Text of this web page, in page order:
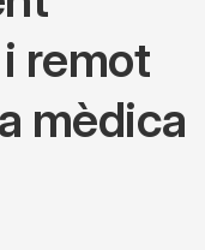
remot
mèdica